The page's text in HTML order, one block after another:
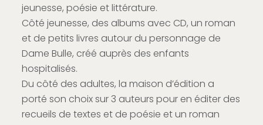
jeunesse, poésie et littérature.
Côté jeunesse, des albums avec CD, un roman
et de petits livres autour du personnage de
Dame Bulle, créé auprès des enfants
hospitalisés.
Du côté des adultes, la maison d’édition a
porté son choix sur 3 auteurs pour en éditer des
recueils de textes et de poésie et un roman